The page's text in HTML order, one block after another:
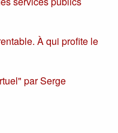
À qui profite le
par Serge